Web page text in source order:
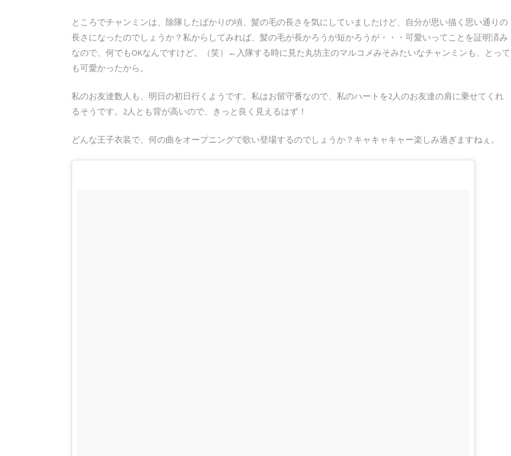
ところでチャンミンは、除隊したばかりの頃、髪の毛の長さを気にしていましたけど、自分が思い描く思い通りの
長さになったのでしょうか？私からしてみれば、髪の毛が長かろうが短かろうが・・・可愛いってことを証明済み
なので、何でもOKなんですけど。（笑）←入隊する時に見た丸坊主のマルコメみそみたいなチャンミンも、とって
も可愛かったから。
私のお友達数人も、明日の初日行くようです。私はお留守番なので、私のハートを2人のお友達の肩に乗せてくれ
るそうです。2人とも背が高いので、きっと良く見えるはず！
どんな王子衣装で、何の曲をオープニングで歌い登場するのでしょうか？キャキャキャー楽しみ過ぎますねぇ。